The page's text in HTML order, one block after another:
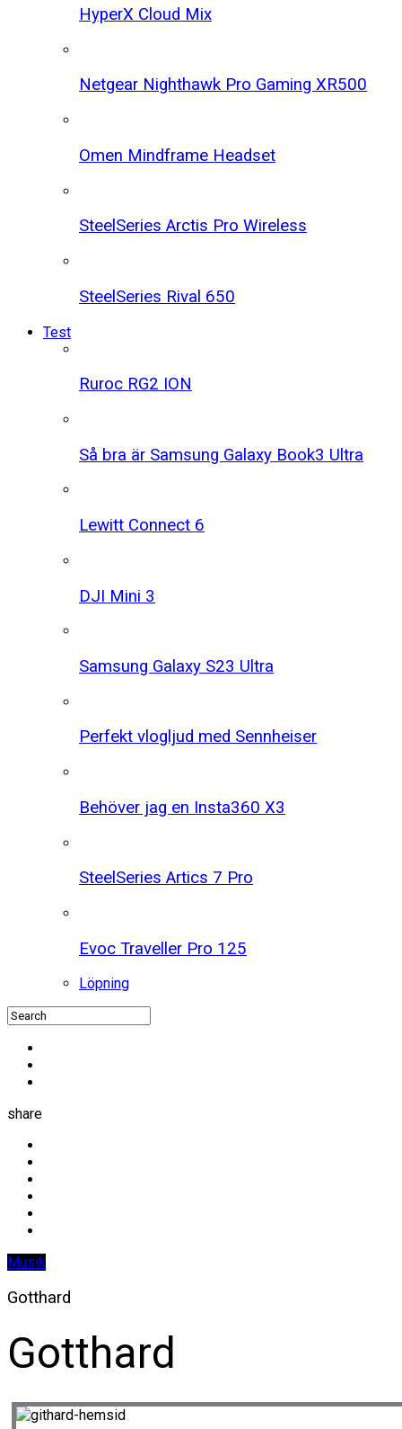
HyperX Cloud Mix
Netgear Nighthawk Pro Gaming XR500
Omen Mindframe Headset
SteelSeries Arctis Pro Wireless
SteelSeries Rival 650
Test
Ruroc RG2 ION
Så bra är Samsung Galaxy Book3 Ultra
Lewitt Connect 6
DJI Mini 3
Samsung Galaxy S23 Ultra
Perfekt vlogljud med Sennheiser
Behöver jag en Insta360 X3
SteelSeries Artics 7 Pro
Evoc Traveller Pro 125
Löpning
share
Musik
Gotthard
Gotthard